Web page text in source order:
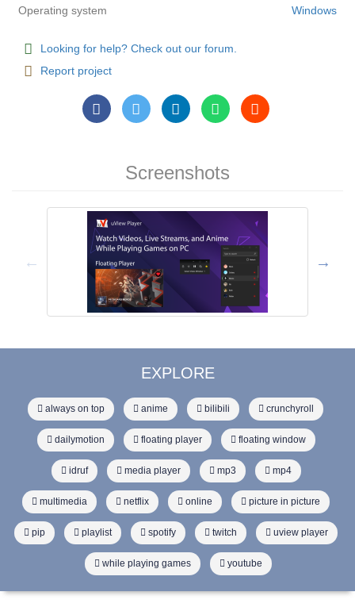
Operating system Windows
Looking for help? Check out our forum.
Report project
Screenshots
EXPLORE
always on top anime bilibili crunchyroll
dailymotion floating player floating window
idruf media player mp3 mp4
multimedia netflix online picture in picture
pip playlist spotify twitch uview player
while playing games youtube